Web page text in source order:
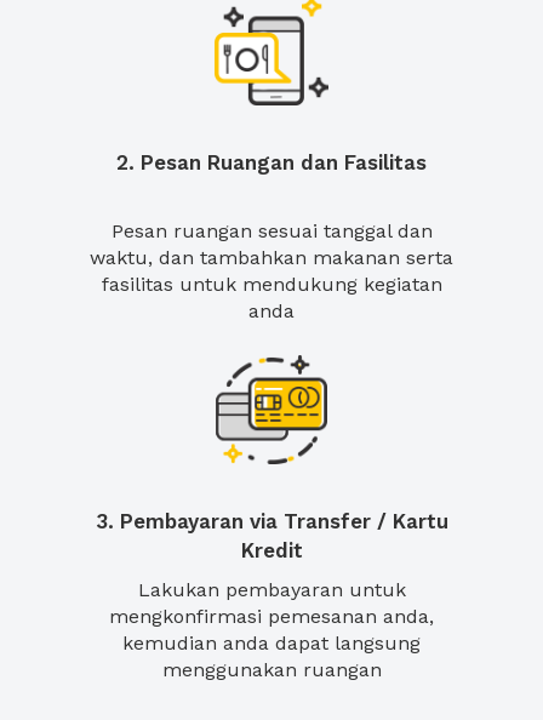
2. Pesan Ruangan dan Fasilitas
Pesan ruangan sesuai tanggal dan
waktu, dan tambahkan makanan serta
fasilitas untuk mendukung kegiatan
anda
3. Pembayaran via Transfer / Kartu
Kredit
Lakukan pembayaran untuk
mengkonfirmasi pemesanan anda,
kemudian anda dapat langsung
menggunakan ruangan